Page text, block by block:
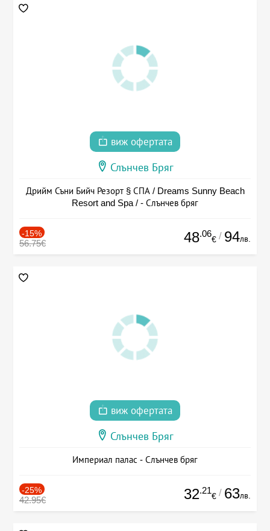
виж офертата
Слънчев Бряг
Дрийм Съни Бийч Резорт § СПА / Dreams Sunny Beach
Resort and Spa / - Слънчев бряг
-15%
56.75€ 48.06
€ / 94лв.
виж офертата
Слънчев Бряг
Империал палас - Слънчев бряг
-25%
42.95€ 32.21
€ / 63лв.